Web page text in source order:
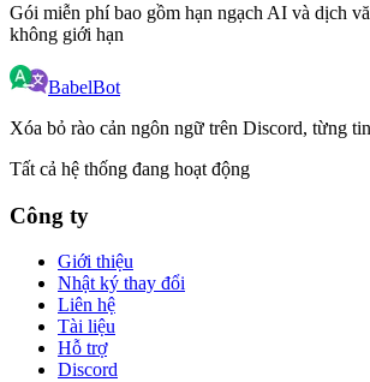
Gói miễn phí bao gồm hạn ngạch AI và dịch
không giới hạn
BabelBot
Xóa bỏ rào cản ngôn ngữ trên Discord, từng
Tất cả hệ thống đang hoạt động
Công ty
Giới thiệu
Nhật ký thay đổi
Liên hệ
Tài liệu
Hỗ trợ
Discord